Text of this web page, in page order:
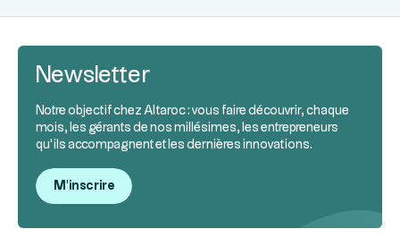
Newsletter
Notre objectif chez Altaroc : vous faire découvrir, chaque
mois, les gérants de nos millésimes, les entrepreneurs
qu’ils accompagnent et les dernières innovations.
M'inscrire